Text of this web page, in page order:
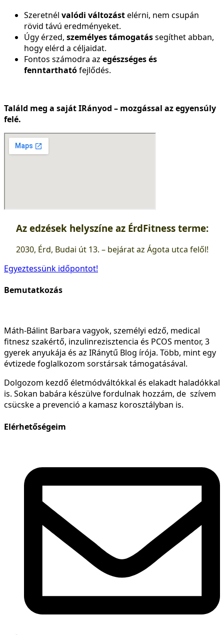
Szeretnél valódi változástelérni, nem csupán
rövid távú eredményeket.
Úgy érzed, személyes támogatássegíthet abban,
hogy elérd a céljaidat.
Fontos számodra az egészséges és
fenntarthatófejlődés.
Találd meg a saját IRányod – mozgással az egyensúly
felé.
Az edzések helyszíne az ÉrdFitnessterme:
2030, Érd, Budai út 13. – bejárat az Ágota utca felől!
Egyeztessünk időpontot!
Bemutatkozás
Máth-Bálint Barbara vagyok, személyi edző, medical
fitnesz szakértő, inzulinrezisztencia és PCOS mentor, 3
gyerek anyukája és az IRánytű Blog írója. Több, mint egy
évtizede foglalkozom sorstársak támogatásával.
Dolgozom kezdő életmódváltókkal és elakadt haladókkal
is. Sokan babára készülve fordulnak hozzám, de szívem
csücske a prevenció a kamasz korosztályban is.
Elérhetőségeim